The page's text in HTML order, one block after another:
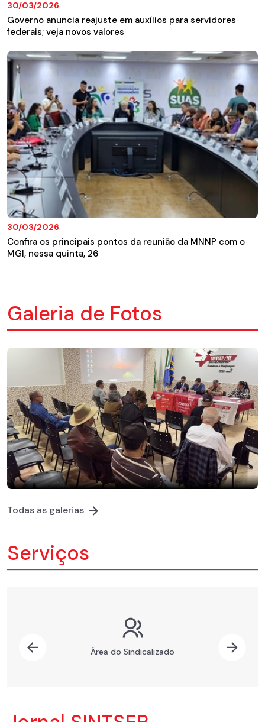
30/03/2026
Governo anuncia reajuste em auxílios para servidores
federais; veja novos valores
30/03/2026
Confira os principais pontos da reunião da MNNP com o
MGI, nessa quinta, 26
Galeria de Fotos
Todas as galerias
Serviços
Área do Sindicalizado